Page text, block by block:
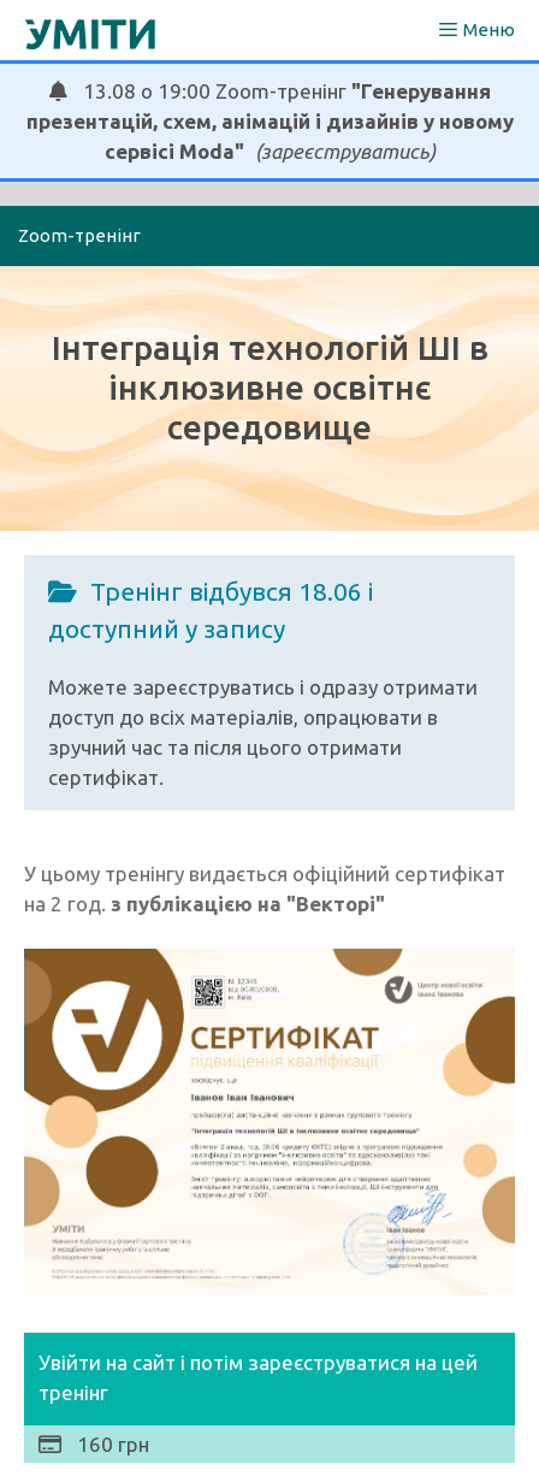
Перейти
Меню
13.08 о 19:00 Zoom-тренінг "Генерування
презентацій, схем, анімацій і дизайнів у новому
сервісі Moda"
(зареєструватись)
Zoom-тренінг
Інтеграція технологій ШІ в
інклюзивне освітнє
середовище
Тренінг відбувся 18.06 і
доступний у запису
Можете зареєструватись і одразу отримати
доступ до всіх матеріалів, опрацювати в
зручний час та після цього отримати
сертифікат.
У цьому тренінгу видається офіційний сертифікат
на 2 год. з публікацією на "Векторі"
Увійти на сайт і потім зареєструватися на цей
тренінг
160 грн